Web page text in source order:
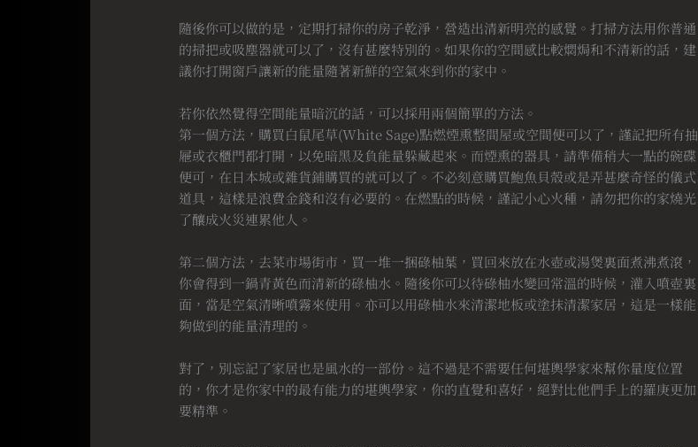
隨後你可以做的是，定期打掃你的房子乾淨，營造出清新明亮的感覺。打掃方法用你普通
的掃把或吸塵器就可以了，沒有甚麼特別的。如果你的空間感比較燜焗和不清新的話，建
議你打開窗戶讓新的能量隨著新鮮的空氣來到你的家中。
若你依然覺得空間能量暗沉的話，可以採用兩個簡單的方法。
第一個方法，購買白鼠尾草(White Sage)點燃煙熏整間屋或空間便可以了，謹記把所有抽
屜或衣櫃門都打開，以免暗黑及負能量躲藏起來。而煙熏的器具，請準備稍大一點的碗碟
便可，在日本城或雜貨鋪購買的就可以了。不必刻意購買鮑魚貝殼或是弄甚麼奇怪的儀式
道具，這樣是浪費金錢和沒有必要的。在燃點的時候，謹記小心火種，請勿把你的家燒光
了釀成火災連累他人。
第二個方法，去菜市場街市，買一堆一捆碌柚葉，買回來放在水壺或湯煲裏面煮沸煮滾，
你會得到一鍋青黃色而清新的碌柚水。隨後你可以待碌柚水變回常溫的時候，灌入噴壺裏
面，當是空氣清晰噴霧來使用。亦可以用碌柚水來清潔地板或塗抹清潔家居，這是一樣能
夠做到的能量清理的。
對了，別忘記了家居也是風水的一部份。這不過是不需要任何堪輿學家來幫你量度位置
的，你才是你家中的最有能力的堪輿學家，你的直覺和喜好，絕對比他們手上的羅庚更加
要精準。